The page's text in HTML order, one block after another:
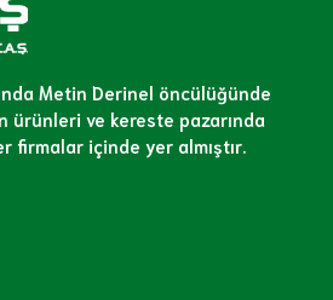
Metin Derinel öncülüğünde
ürünleri ve kereste pazarında
firmalar içinde yer almıştır.